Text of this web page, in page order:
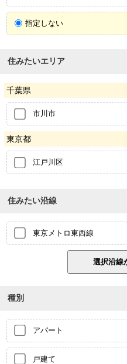
指定しない
住みたいエリア
千葉県
市川市
東京都
江戸川区
住みたい沿線
東京メトロ東西線
種別
アパート
戸建て